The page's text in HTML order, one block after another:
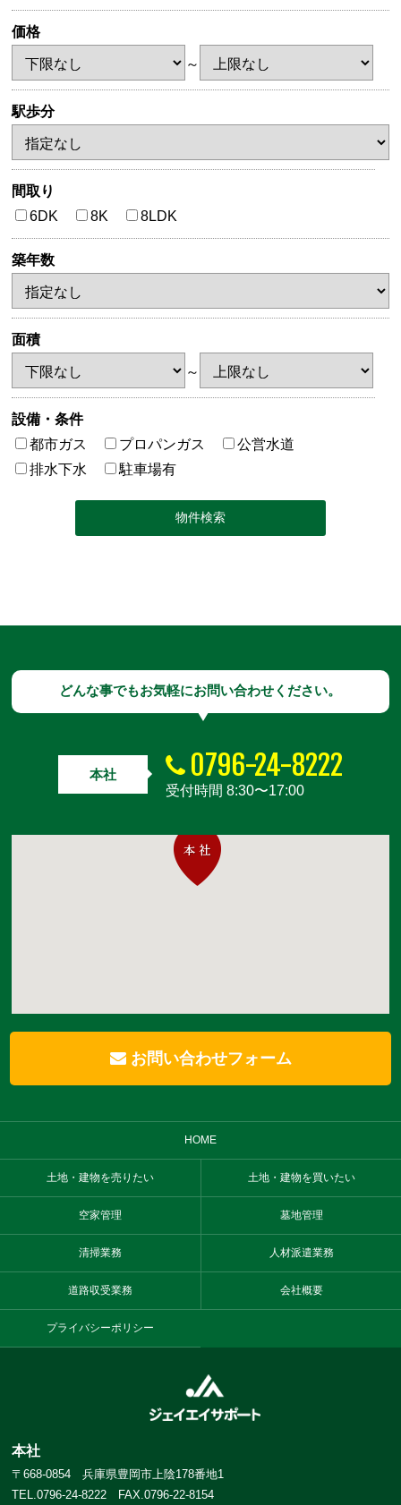
価格
～
駅歩分
間取り
6DK
8K 8LDK
築年数
面積
～
設備・条件
都市ガス
プロパンガス
公営水道
排水下水
駐車場有
どんな事でもお気軽にお問い合わせください。
本社 0796-24-8222
受付時間 8:30〜17:00
お問い合わせフォーム
HOME
土地・建物を売りたい 土地・建物を買いたい
空家管理 墓地管理
清掃業務 人材派遣業務
道路収受業務 会社概要
プライバシーポリシー
本社
〒668-0854 兵庫県豊岡市上陰178番地1
TEL.0796-24-8222 FAX.0796-22-8154